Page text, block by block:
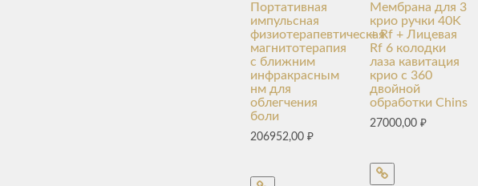
Портативная
импульсная
физиотерапевтическая
магнитотерапия
с ближним
инфракрасным
нм для
облегчения
боли
206952,00 ₽
Мембрана для 3
крио ручки 40K
+ Rf + Лицевая
Rf 6 колодки
лаза кавитация
крио с 360
двойной
обработки Chins
27000,00₽